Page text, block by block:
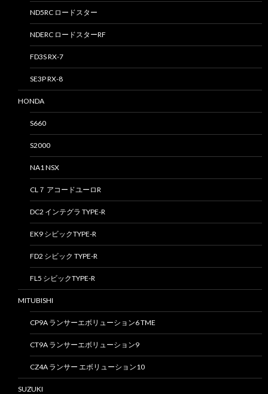
ND5RC ロードスター
NDERC ロードスターRF
FD3S RX-7
SE3P RX-8
HONDA
S660
S2000
NA1 NSX
CL７ アコードユーロR
DC2 インテグラ TYPE-R
EK9 シビックTYPE-R
FD2 シビック TYPE-R
FL5 シビックTYPE-R
MITUBISHI
CP9A ランサーエボリューション6 TME
CT9A ランサーエボリューション9
CZ4A ランサー エボリューション10
SUZUKI